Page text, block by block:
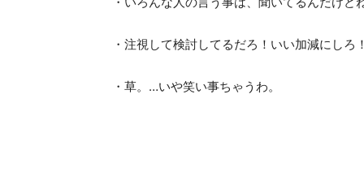
・注視して検討してるだろ！いい加減にしろ
・草。…いや笑い事ちゃうわ。